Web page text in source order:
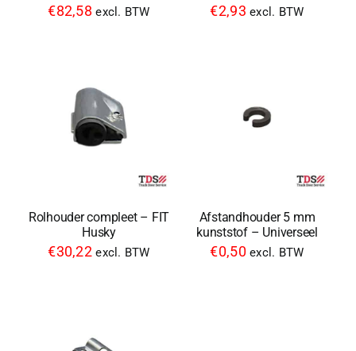
€82,58 excl. BTW €2,93 excl. BTW
Rolhouder compleet – FIT
Husky
€30,22 excl. BTW
Afstandhouder 5 mm
kunststof – Universeel
€0,50 excl. BTW